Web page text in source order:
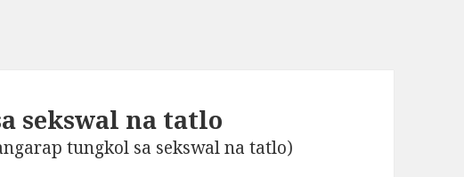
sekswal na tatlo
tungkol sa sekswal na tatlo)